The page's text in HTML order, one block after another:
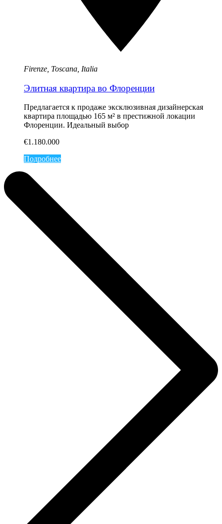
Firenze, Toscana, Italia
Элитная квартира во Флоренции
Предлагается к продаже эксклюзивная дизайнерская
квартира площадью 165 м² в престижной локации
Флоренции. Идеальный выбор
€1.180.000
Подробнее